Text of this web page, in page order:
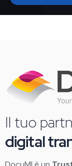
Il tuo
digital